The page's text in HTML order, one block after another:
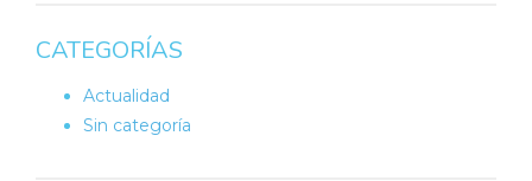
CATEGORÍAS
Actualidad
Sin categoría